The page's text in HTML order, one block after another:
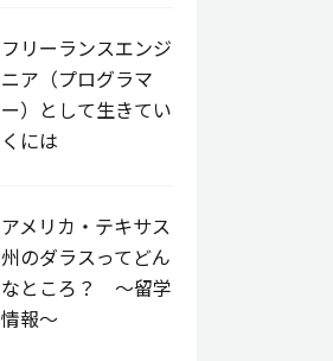
フリーランスエンジ
ニア（プログラマ
ー）として生きてい
くには
アメリカ・テキサス
州のダラスってどん
なところ？ 〜留学
情報〜